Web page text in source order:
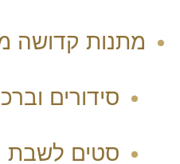
מתנות קדושה
סידורים
סטים לשבת